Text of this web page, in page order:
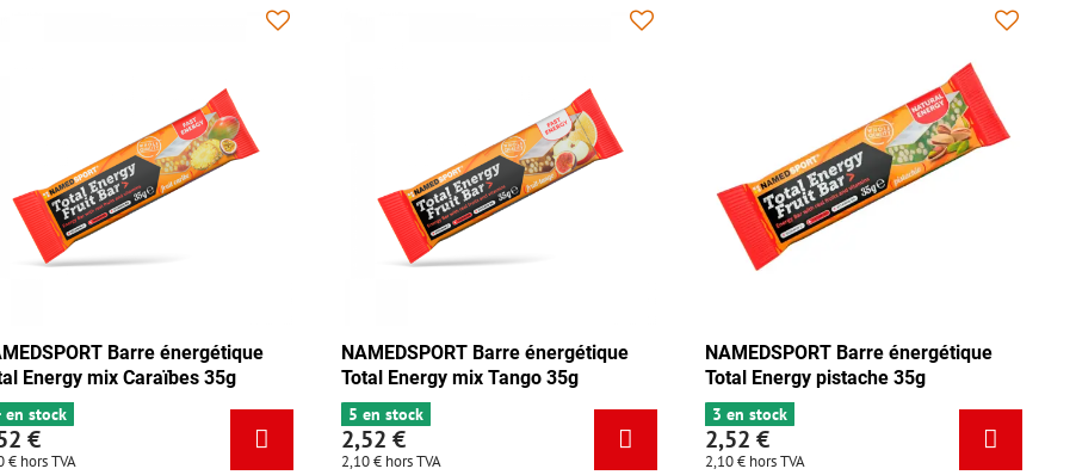
énergétique
abricot 35g
NAMEDSPORT Barre énergétique
Total Energy mix Caraïbes 35g
6+ en stock
2,52 €
NAMEDSPORT Barre énergétique
Total Energy mix Tango 35g
5 en stock
2,52 €
3 en stock
2,52 €